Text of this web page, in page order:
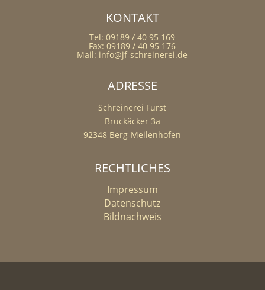
KONTAKT
Tel: 09189 / 40 95 169
Fax: 09189 / 40 95 176
Mail: info@jf-schreinerei.de
ADRESSE
Schreinerei Fürst
Bruckäcker 3a
92348 Berg-Meilenhofen
RECHTLICHES
Impressum
Datenschutz
Bildnachweis